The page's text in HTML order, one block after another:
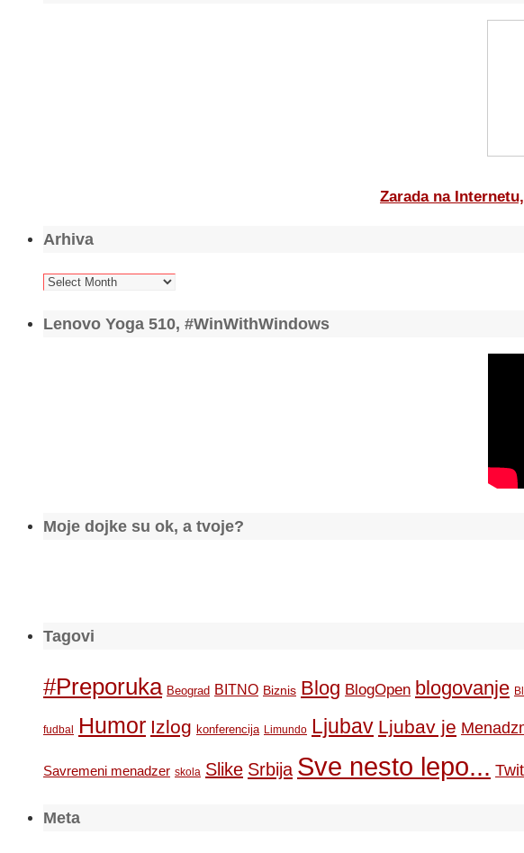
Zarada na
Arhiva
Arhiva
Lenovo Yoga 510, #WinWithWindows
Moje dojke su ok, a tvoje?
Tagovi
#Preporuka Beograd BITNO Biznis Blog BlogOpen blogovanje
fudbal Humor Izlog konferencija Limundo Ljubav Ljubav je
Savremeni menadzer skola Slike Srbija Sve nesto lepo...
Meta